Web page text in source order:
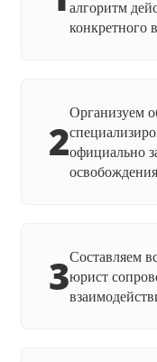
алгоритм
конкретного
2
Организуем
официально
3Составляем
юрист